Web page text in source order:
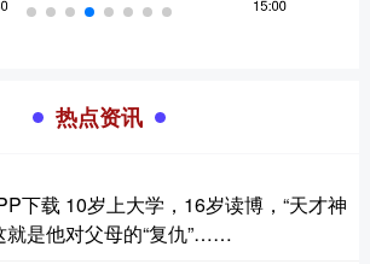
热点资讯
下载 10岁上大学，16岁读博，“天才神
就是他对父母的“复仇”……